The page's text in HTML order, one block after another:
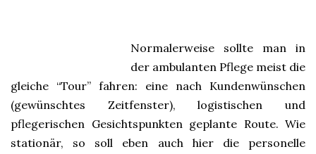
Normalerweise sollte man in
der ambulanten Pflege meist die
gleiche “Tour” fahren: eine nach Kundenwünschen
(gewünschtes Zeitfenster), logistischen und
pflegerischen Gesichtspunkten geplante Route. Wie
stationär, so soll eben auch hier die personelle